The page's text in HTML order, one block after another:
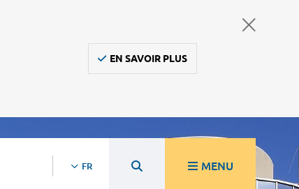
EN SAVOIR PLUS
FR MENU